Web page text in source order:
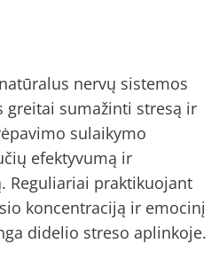
nervų sistemos
greitai sumažinti stresą ir
sulaikymo
efektyvumą ir
Reguliariai praktikuojant
koncentraciją ir emocinį
didelio streso aplinkoje.